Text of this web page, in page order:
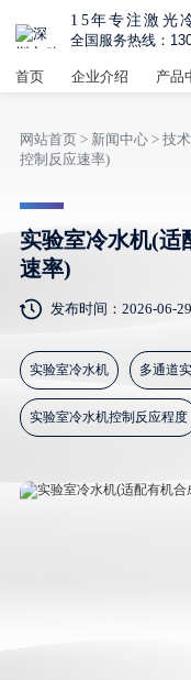
15年专注激光
全国服务热线：
首页 企业介绍 产品
网站首页> 新闻中心> 技
控制反应速率)
实验室冷水机(适
速率)
发布时间：2026-06-
实验室冷水机 多通道
实验室冷水机控制反应程度